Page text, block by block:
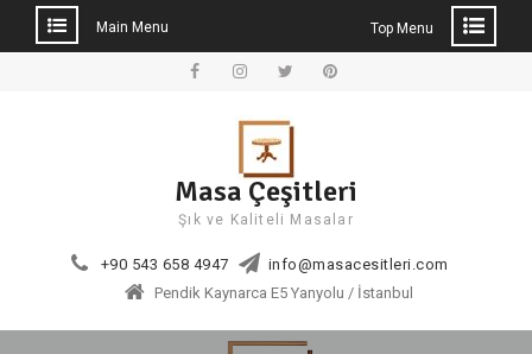
Main Menu Top Menu
Masa Çeşitleri
Şık ve Kaliteli Masalar
+90 543 658 4947
info@masacesitleri.com
Pendik Kaynarca E5 Yanyolu / İstanbul